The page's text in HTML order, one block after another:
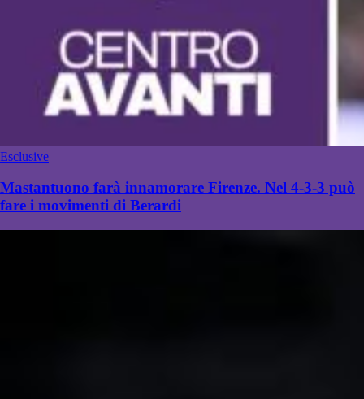
Esclusive
Mastantuono farà innamorare Firenze. Nel 4-3-3 può
fare i movimenti di Berardi